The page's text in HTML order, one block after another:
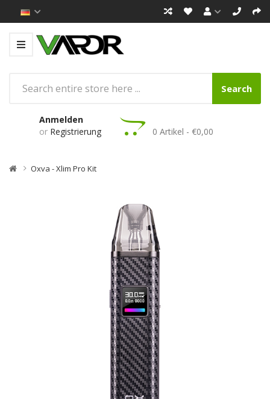
Search
Anmelden
or Registrierung 0 Artikel - €0,00
Oxva - Xlim Pro Kit